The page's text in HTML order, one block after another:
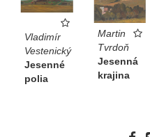
Vladimír
Vestenický
Jesenné
polia
Martin
Tvrdoň
Jesenná
krajina